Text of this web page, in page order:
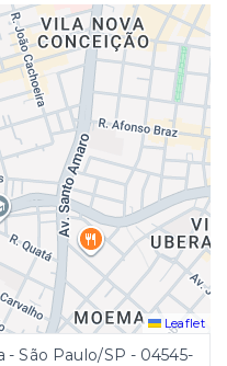
Leaflet
- São Paulo/SP - 04545-